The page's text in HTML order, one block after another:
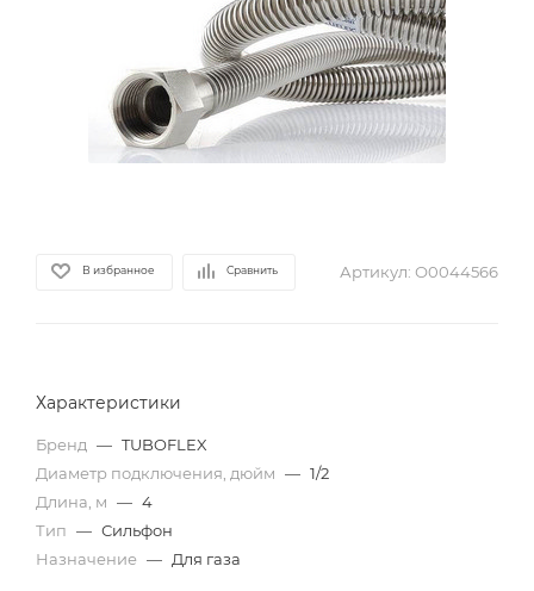
В избранное Сравнить Артикул: О0044566
Характеристики
Бренд — TUBOFLEX
Диаметр подключения, дюйм — 1/2
Длина, м — 4
Тип — Сильфон
Назначение — Для газа